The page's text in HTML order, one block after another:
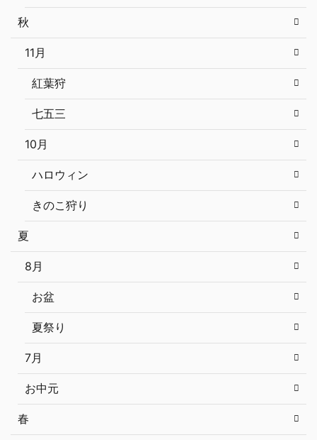
秋
11月
紅葉狩
七五三
10月
ハロウィン
きのこ狩り
夏
8月
お盆
夏祭り
7月
お中元
春